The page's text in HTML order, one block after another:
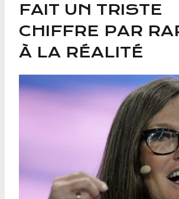
FAIT UN TRISTE
CHIFFRE PAR
À LA RÉALITÉ